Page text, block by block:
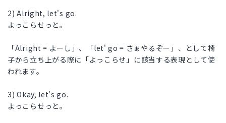
2) Alright, let's go.
よっこらせっと。
「Alright = よーし」、「let' go = さぁやるぞー」、として椅
子から立ち上がる際に「よっこらせ」に該当する表現として使
われます。
3) Okay, let's go.
よっこらせっと。